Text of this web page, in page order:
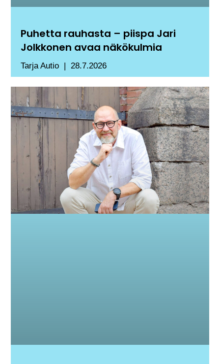
Puhetta rauhasta – piispa Jari
Jolkkonen avaa näkökulmia
Tarja Autio 28.7.2026